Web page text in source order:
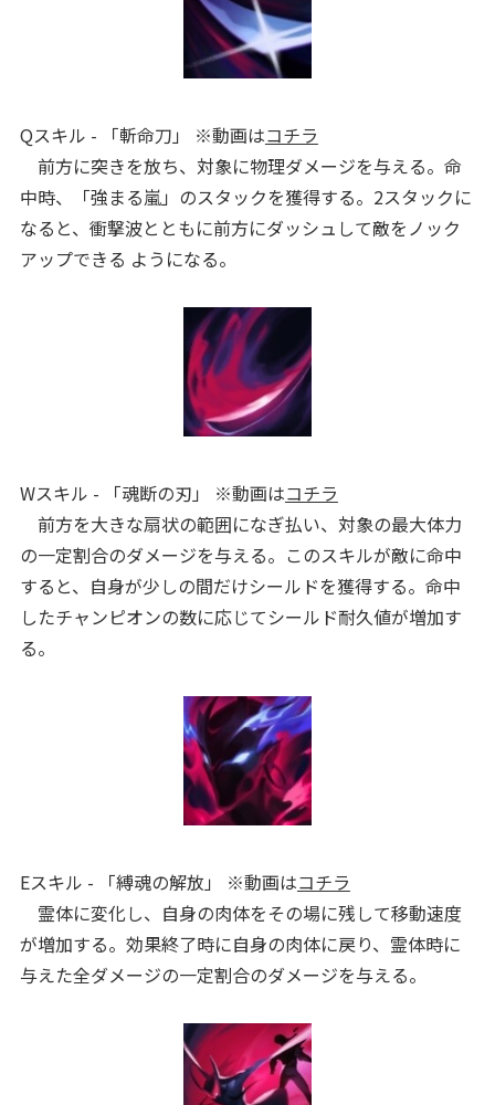
Qスキル - 「斬命刀」 ※動画はコチラ
前方に突きを放ち、対象に物理ダメージを与える。命
中時、「強まる嵐」のスタックを獲得する。2スタックに
なると、衝撃波とともに前方にダッシュして敵をノック
アップできる ようになる。
Wスキル - 「魂断の刃」 ※動画はコチラ
前方を大きな扇状の範囲になぎ払い、対象の最大体力
の一定割合のダメージを与える。このスキルが敵に命中
すると、自身が少しの間だけシールドを獲得する。命中
したチャンピオンの数に応じてシールド耐久値が増加す
る。
Eスキル - 「縛魂の解放」 ※動画はコチラ
霊体に変化し、自身の肉体をその場に残して移動速度
が増加する。効果終了時に自身の肉体に戻り、霊体時に
与えた全ダメージの一定割合のダメージを与える。